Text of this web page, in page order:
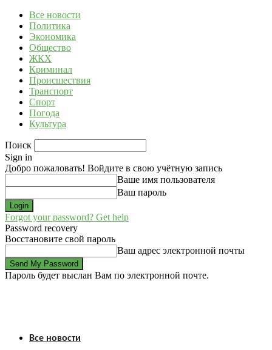
Все новости
Политика
Экономика
Общество
ЖКХ
Криминал
Происшествия
Транспорт
Спорт
Погода
Культура
Поиск
Sign in
Добро пожаловать! Войдите в свою учётную запись
Ваше имя пользователя
Ваш пароль
Forgot your password? Get help
Password recovery
Восстановите свой пароль
Ваш адрес электронной почты
Пароль будет выслан Вам по электронной почте.
Все новости